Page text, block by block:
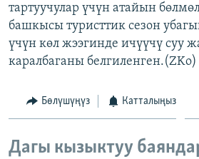
тартуучулар үчүн атайын
башкысы туристтик сезон
үчүн көл жээгинде ичүүчү суу
каралбаганы белгиленген.(ZKo)
Бөлүшүңүз Катталыңыз
Дагы кызыктуу